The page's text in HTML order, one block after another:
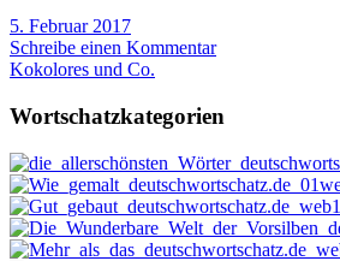
5. Februar 2017
Schreibe einen Kommentar
Kokolores und Co.
Wortschatzkategorien